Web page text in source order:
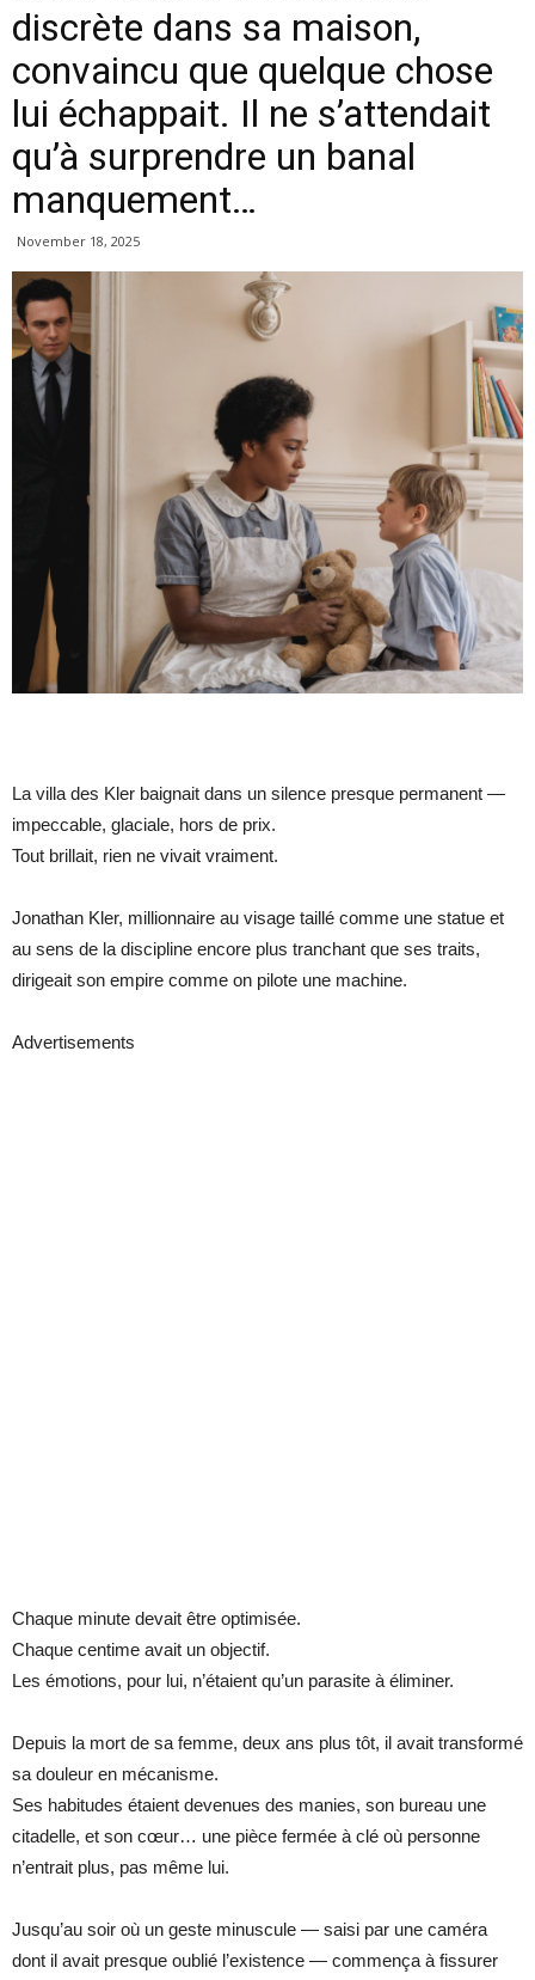
discrète dans sa maison,
convaincu que quelque chose
lui échappait. Il ne s’attendait
qu’à surprendre un banal
manquement…
November 18, 2025
La villa des Kler baignait dans un silence presque permanent —
impeccable, glaciale, hors de prix.
Tout brillait, rien ne vivait vraiment.
Jonathan Kler, millionnaire au visage taillé comme une statue et
au sens de la discipline encore plus tranchant que ses traits,
dirigeait son empire comme on pilote une machine.
Advertisements
Chaque minute devait être optimisée.
Chaque centime avait un objectif.
Les émotions, pour lui, n’étaient qu’un parasite à éliminer.
Depuis la mort de sa femme, deux ans plus tôt, il avait transformé
sa douleur en mécanisme.
Ses habitudes étaient devenues des manies, son bureau une
citadelle, et son cœur… une pièce fermée à clé où personne
n’entrait plus, pas même lui.
Jusqu’au soir où un geste minuscule — saisi par une caméra
dont il avait presque oublié l’existence — commença à fissurer